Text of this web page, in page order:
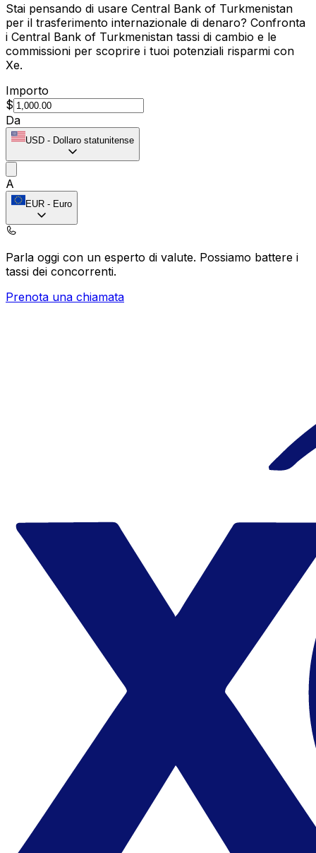
Stai pensando di usare Central Bank of Turkmenistan
per il trasferimento internazionale di denaro? Confronta
i Central Bank of Turkmenistan tassi di cambio e le
commissioni per scoprire i tuoi potenziali risparmi con
Xe.
Importo
$
Da
USD - Dollaro statunitense
A
EUR - Euro
Parla oggi con un esperto di valute. Possiamo battere i
tassi dei concorrenti.
Prenota una chiamata